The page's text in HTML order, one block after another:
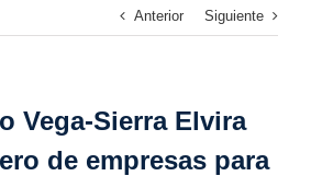
Anterior Siguiente
Vega-Sierra Elvira
de empresas para